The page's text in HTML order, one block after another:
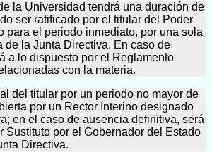
la Universidad tendrá una duración de
ser ratificado por el titular del Poder
para el periodo inmediato, por una sola
de la Junta Directiva. En caso de
a lo dispuesto por el Reglamento
con la materia.
del titular por un periodo no mayor de
por un Rector Interino designado
en el caso de ausencia definitiva, será
Sustituto por el Gobernador del Estado
Directiva.